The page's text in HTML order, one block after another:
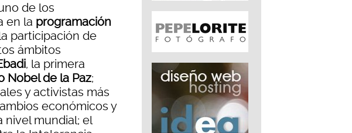
de los
en la programación
participación de
ámbitos
, la primera
Nobel de la Paz;
y activistas más
económicos y
nivel mundial; el